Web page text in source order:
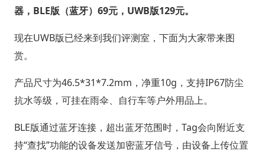
器，BLE版（蓝牙）69元，UWB版129元。
现在UWB版已经来到我们评测室，下面为大家带来图
赏。
产品尺寸为46.5*31*7.2mm，净重10g，支持IP67防尘
抗水等级，可挂在雨伞、自行车等户外用品上。
BLE版通过蓝牙连接，超出蓝牙范围时，Tag会向附近支
持“查找”功能的设备发送加密蓝牙信号，由设备上传位置